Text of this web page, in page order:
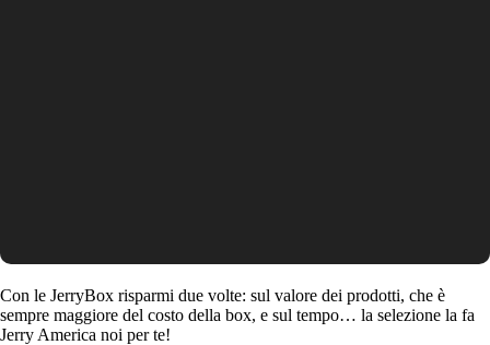
Con le JerryBox risparmi due volte: sul valore dei prodotti, che è
sempre maggiore del costo della box, e sul tempo… la selezione la fa
Jerry America noi per te!